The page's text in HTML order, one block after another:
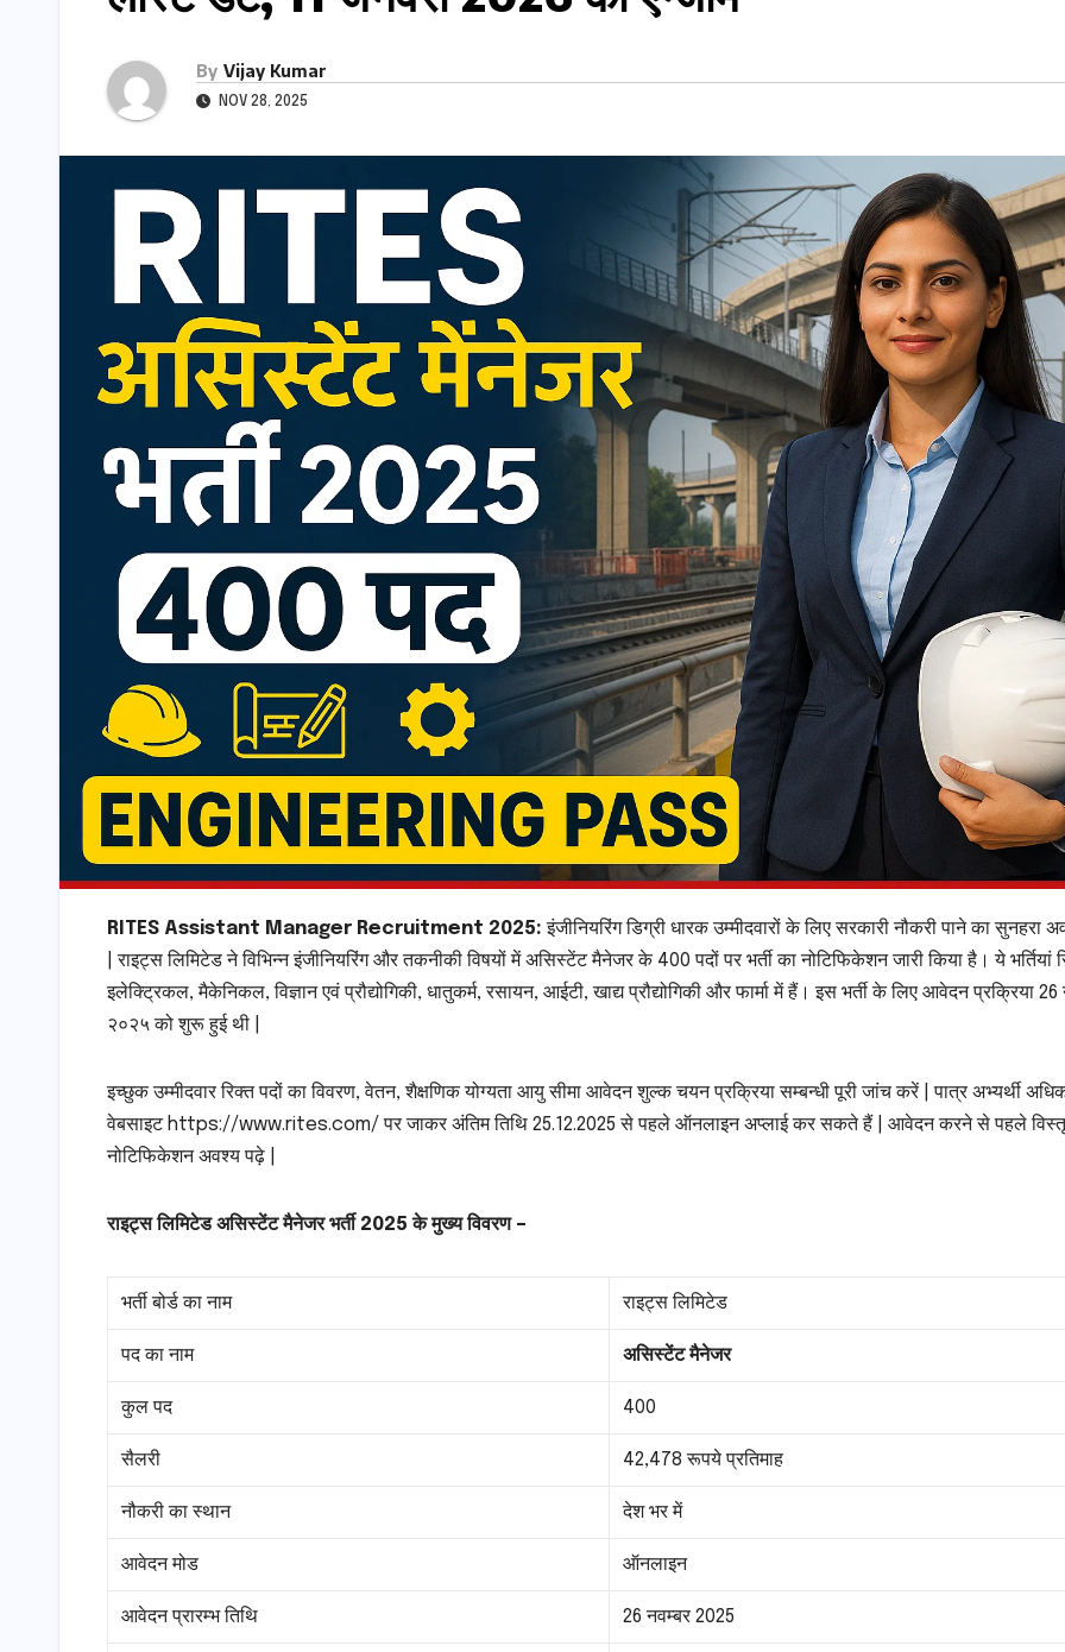
By Vijay Kumar
NOV 28, 2025
RITES Assistant Manager Recruitment 2025: इंजीनियरिंग डिग्री धारक उम्मीदवारों के लिए सरकारी नौकरी पाने का सुनहरा
| राइट्स लिमिटेड ने विभिन्न इंजीनियरिंग और तकनीकी विषयों में असिस्टेंट मैनेजर के 400 पदों पर भर्ती का नोटिफिकेशन जारी किया है। ये भर्तियां
इलेक्ट्रिकल, मैकेनिकल, विज्ञान एवं प्रौद्योगिकी, धातुकर्म, रसायन, आईटी, खाद्य प्रौद्योगिकी और फार्मा में हैं। इस भर्ती के लिए आवेदन प्रक्रिया 26
२०२५ को शुरू हुई थी |
इच्छुक उम्मीदवार रिक्त पदों का विवरण, वेतन, शैक्षणिक योग्यता आयु सीमा आवेदन शुल्क चयन प्रक्रिया सम्बन्धी पूरी जांच करें | पात्र अभ्यर्थी
वेबसाइट https://www.rites.com/ पर जाकर अंतिम तिथि 25.12.2025 से पहले ऑनलाइन अप्लाई कर सकते हैं | आवेदन करने से पहले
नोटिफिकेशन अवश्य पढ़े |
राइट्स लिमिटेड असिस्टेंट मैनेजर भर्ती 2025 के मुख्य विवरण –
भर्ती बोर्ड का नाम राइट्स लिमिटेड
पद का नाम असिस्टेंट मैनेजर
कुल पद 400
सैलरी 42,478 रूपये प्रतिमाह
नौकरी का स्थान देश भर में
आवेदन मोड ऑनलाइन
आवेदन प्रारम्भ तिथि 26 नवम्बर 2025